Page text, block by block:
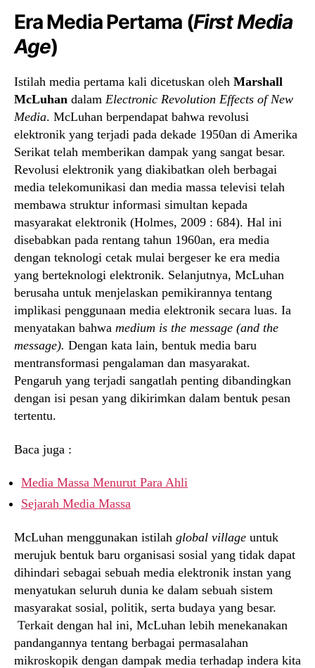
Era Media Pertama (First Media
Age)
Istilah media pertama kali dicetuskan oleh Marshall
McLuhan dalam Electronic Revolution Effects of New
Media. McLuhan berpendapat bahwa revolusi
elektronik yang terjadi pada dekade 1950an di Amerika
Serikat telah memberikan dampak yang sangat besar.
Revolusi elektronik yang diakibatkan oleh berbagai
media telekomunikasi dan media massa televisi telah
membawa struktur informasi simultan kepada
masyarakat elektronik (Holmes, 2009 : 684). Hal ini
disebabkan pada rentang tahun 1960an, era media
dengan teknologi cetak mulai bergeser ke era media
yang berteknologi elektronik. Selanjutnya, McLuhan
berusaha untuk menjelaskan pemikirannya tentang
implikasi penggunaan media elektronik secara luas. Ia
menyatakan bahwa medium is the message (and the
message). Dengan kata lain, bentuk media baru
mentransformasi pengalaman dan masyarakat.
Pengaruh yang terjadi sangatlah penting dibandingkan
dengan isi pesan yang dikirimkan dalam bentuk pesan
tertentu.
Baca juga :
Media Massa Menurut Para Ahli
Sejarah Media Massa
McLuhan menggunakan istilah global village untuk
merujuk bentuk baru organisasi sosial yang tidak dapat
dihindari sebagai sebuah media elektronik instan yang
menyatukan seluruh dunia ke dalam sebuah sistem
masyarakat sosial, politik, serta budaya yang besar.
Terkait dengan hal ini, McLuhan lebih menekanakan
pandangannya tentang berbagai permasalahan
mikroskopik dengan dampak media terhadap indera kita